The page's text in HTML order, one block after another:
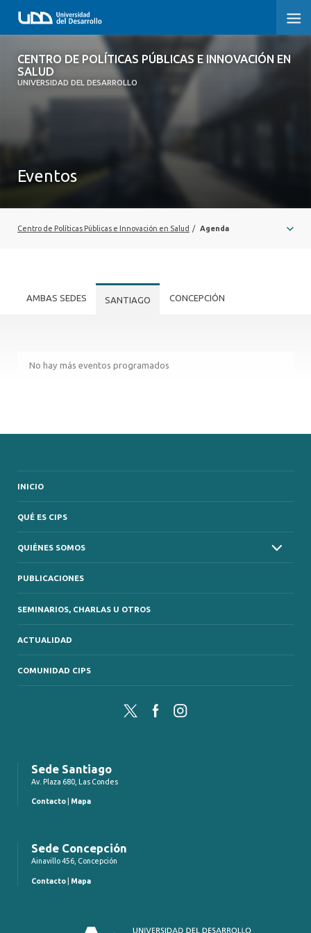
CENTRO DE POLÍTICAS PÚBLICAS E INNOVACIÓN EN
SALUD
UNIVERSIDAD DEL DESARROLLO
CENTRO DE POLÍTICAS PÚBLICAS E
INNOVACIÓN EN SALUD
QUIÉNES SOMOS
SEMINARIOS, CHARLAS U OTROS
COMUNIDAD CIPS
Eventos
Centro de Políticas Públicas e Innovación en Salud / Agenda
AMBAS SEDES SANTIAGO CONCEPCIÓN
No hay más eventos programados
INICIO
QUÉ ES CIPS
QUIÉNES SOMOS
PUBLICACIONES
SEMINARIOS, CHARLAS U OTROS
ACTUALIDAD
COMUNIDAD CIPS
Twitter FacebookInstagram
Sede Santiago
Av. Plaza 680, Las Condes
Contacto Mapa
Sede Concepción
Ainavillo 456, Concepción
Contacto Mapa